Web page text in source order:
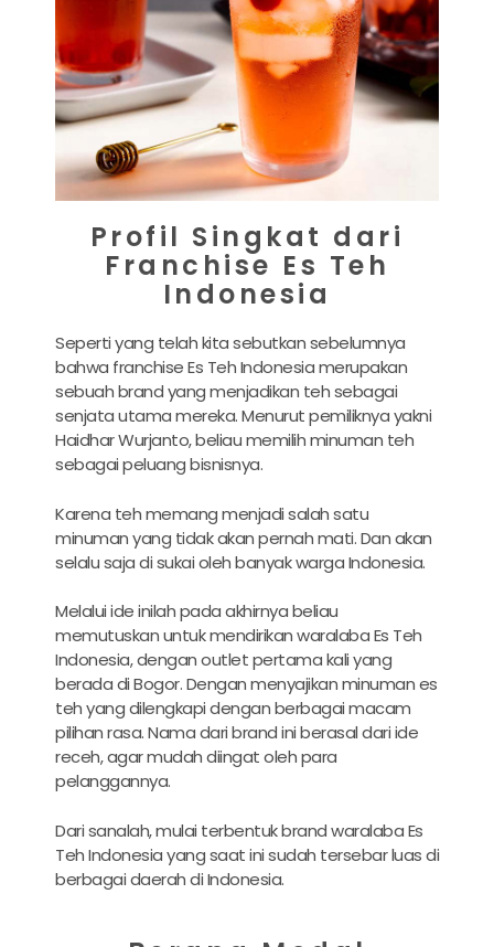
Profil Singkat dari
Franchise Es Teh
Indonesia
Seperti yang telah kita sebutkan sebelumnya
bahwa franchise Es Teh Indonesia merupakan
sebuah brand yang menjadikan teh sebagai
senjata utama mereka. Menurut pemiliknya yakni
Haidhar Wurjanto, beliau memilih minuman teh
sebagai peluang bisnisnya.
Karena teh memang menjadi salah satu
minuman yang tidak akan pernah mati. Dan akan
selalu saja di sukai oleh banyak warga Indonesia.
Melalui ide inilah pada akhirnya beliau
memutuskan untuk mendirikan waralaba Es Teh
Indonesia, dengan outlet pertama kali yang
berada di Bogor. Dengan menyajikan minuman es
teh yang dilengkapi dengan berbagai macam
pilihan rasa. Nama dari brand ini berasal dari ide
receh, agar mudah diingat oleh para
pelanggannya.
Dari sanalah, mulai terbentuk brand waralaba Es
Teh Indonesia yang saat ini sudah tersebar luas di
berbagai daerah di Indonesia.